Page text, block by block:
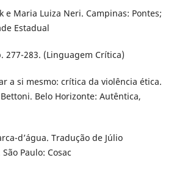
e Maria Luiza Neri. Campinas: Pontes;
Estadual
277-283. (Linguagem Crítica)
a si mesmo: crítica da violência ética.
Belo Horizonte: Autêntica,
d’água. Tradução de Júlio
Paulo: Cosac